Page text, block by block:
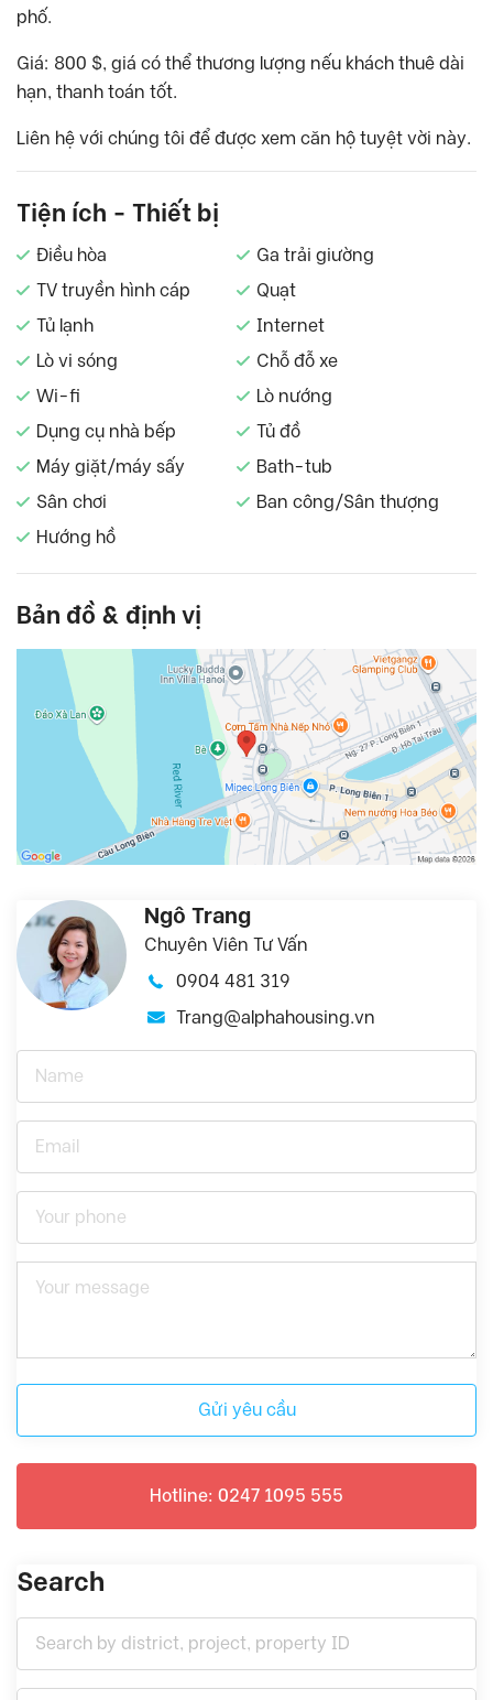
phố.
Giá: 800 $, giá có thể thương lượng nếu khách thuê dài
hạn, thanh toán tốt.
Liên hệ với chúng tôi để được xem căn hộ tuyệt vời này.
Tiện ích - Thiết bị
Điều hòa
Ga trải giường
TV truyền hình cáp
Quạt
Tủ lạnh
Internet
Lò vi sóng
Chỗ đỗ xe
Wi-fi
Lò nướng
Dụng cụ nhà bếp
Tủ đồ
Máy giặt/máy sấy
Bath-tub
Sân chơi
Ban công/Sân thượng
Hướng hồ
Bản đồ & định vị
Ngô Trang
Chuyên Viên Tư Vấn
0904 481 319
Trang@alphahousing.vn
Gửi yêu cầu
Hotline: 0247 1095 555
Search